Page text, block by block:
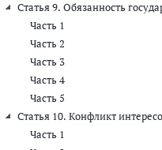
Статья 9. Обязанность
Часть 1
Часть 2
Часть 3
Часть 4
Часть 5
Статья 10. Конфликт
Часть 1